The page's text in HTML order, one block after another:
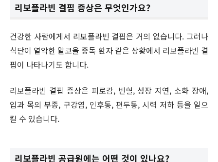
리보플라빈 결핍 증상은 무엇인가요?
건강한 사람에게서 리보플라빈 결핍은 거의 없습니다. 그러나
식단이 열악한 알코올 중독 환자 같은 상황에서 리보플라빈 결
핍이 나타나기도 합니다.
리보플라빈 결핍 증상은 피로감, 빈혈, 성장 지연, 소화 장애,
입과 목의 부종, 구강염, 인후통, 편두통, 시력 저하 등을 일으
킬 수 있습니다.
리보플라빈 공급원에는 어떤 것이 있나요?